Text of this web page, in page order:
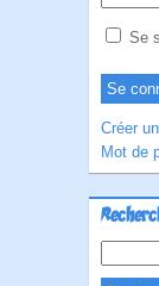
Se
Créer
Mot de